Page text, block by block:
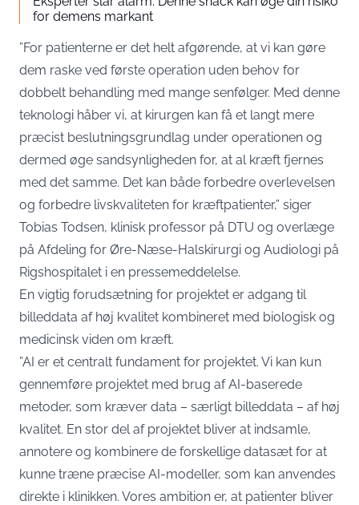
for demens markant
”For patienterne er det helt afgørende, at vi kan gøre
dem raske ved første operation uden behov for
dobbelt behandling med mange senfølger. Med denne
teknologi håber vi, at kirurgen kan få et langt mere
præcist beslutningsgrundlag under operationen og
dermed øge sandsynligheden for, at al kræft fjernes
med det samme. Det kan både forbedre overlevelsen
og forbedre livskvaliteten for kræftpatienter,” siger
Tobias Todsen, klinisk professor på DTU og overlæge
på Afdeling for Øre-Næse-Halskirurgi og Audiologi på
Rigshospitalet i en pressemeddelelse.
En vigtig forudsætning for projektet er adgang til
billeddata af høj kvalitet kombineret med biologisk og
medicinsk viden om kræft.
”AI er et centralt fundament for projektet. Vi kan kun
gennemføre projektet med brug af AI-baserede
metoder, som kræver data – særligt billeddata – af høj
kvalitet. En stor del af projektet bliver at indsamle,
annotere og kombinere de forskellige datasæt for at
kunne træne præcise AI-modeller, som kan anvendes
direkte i klinikken. Vores ambition er, at patienter bliver